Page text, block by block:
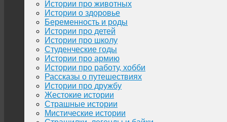
Истории про животных
Истории о здоровье
Беременность и роды
Истории про детей
Истории про школу
Студенческие годы
Истории про армию
Истории про работу, хобби
Рассказы о путешествиях
Истории про дружбу
Жестокие истории
Страшные истории
Мистические истории